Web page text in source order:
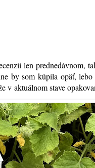
len prednedávnom,
by som kúpila opäť,
v aktuálnom stave